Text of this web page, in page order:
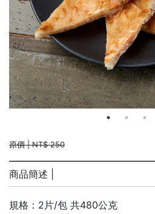
原價 | NT$ 250
商品簡述 |
規格：2片/包 共480公克